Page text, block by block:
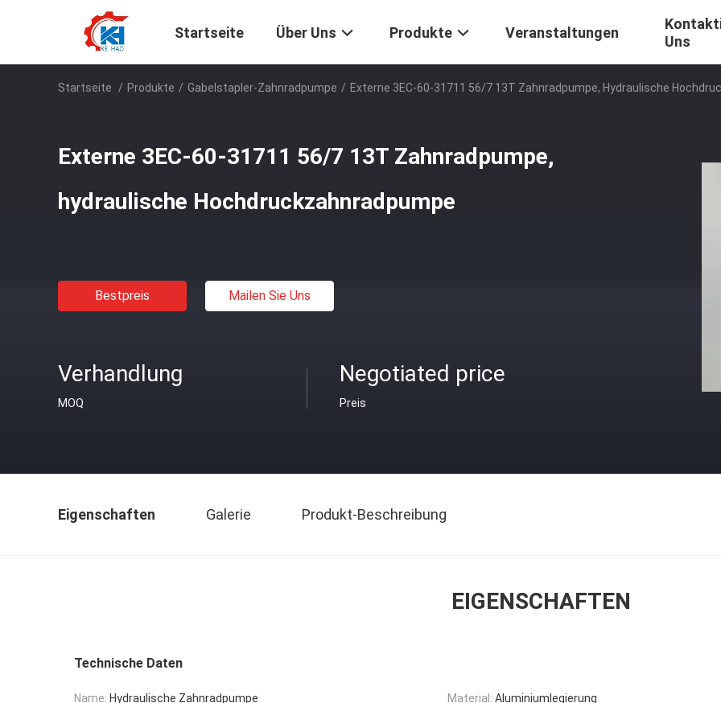
Startseite Über Uns Produkte Veranstaltungen
Uns
Startseite / Produkte / Gabelstapler-Zahnradpumpe / Externe 3EC-60-31711 56/7 13T Zahnradpumpe, Hydraulische
Externe 3EC-60-31711 56/7 13T Zahnradpumpe,
hydraulische Hochdruckzahnradpumpe
Bestpreis Mailen Sie Uns
Verhandlung
MOQ
Negotiated price
Preis
Eigenschaften Galerie Produkt-Beschreibung
EIGENSCHAFTEN
Technische Daten
Name: Hydraulische Zahnradpumpe Material: Aluminiumlegierung